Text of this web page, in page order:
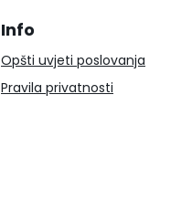
Info
Opšti uvjeti poslovanja
Pravila privatnosti